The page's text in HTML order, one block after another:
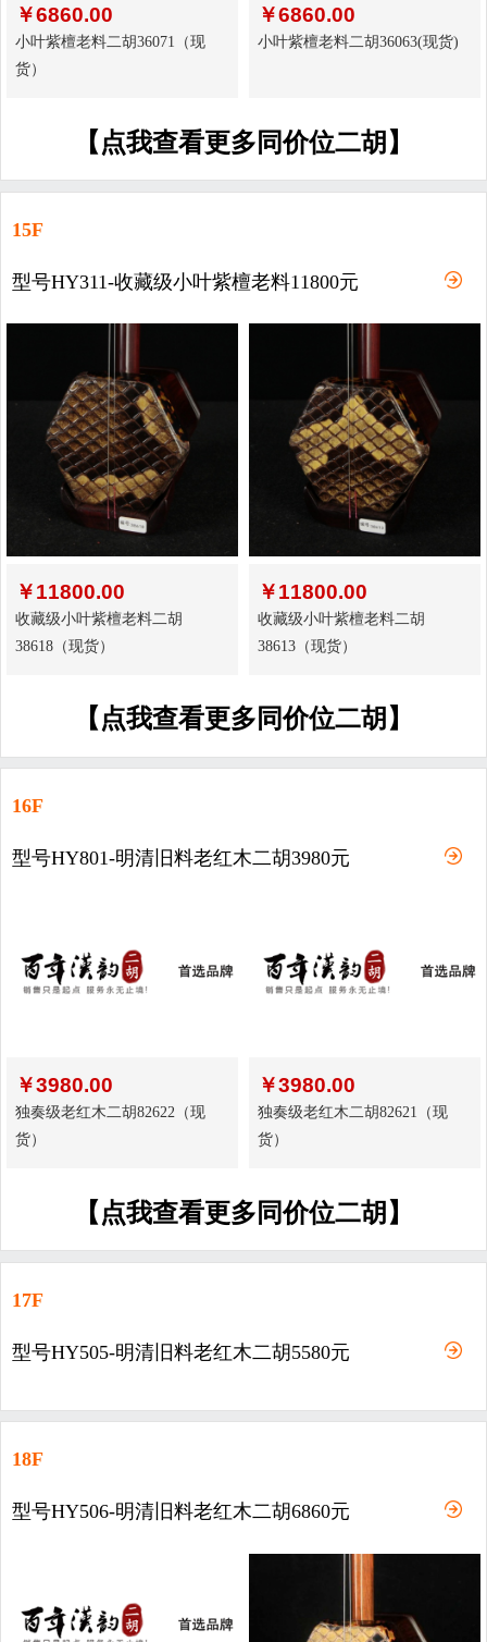
￥6860.00
小叶紫檀老料二胡36071（现
货）
￥6860.00
小叶紫檀老料二胡36063(现货)
【点我查看更多同价位二胡】
15F
型号HY311-收藏级小叶紫檀老料11800元
￥11800.00
收藏级小叶紫檀老料二胡
38618（现货）
￥11800.00
收藏级小叶紫檀老料二胡
38613（现货）
【点我查看更多同价位二胡】
16F
型号HY801-明清旧料老红木二胡3980元
￥3980.00
独奏级老红木二胡82622（现
货）
￥3980.00
独奏级老红木二胡82621（现
货）
【点我查看更多同价位二胡】
17F
型号HY505-明清旧料老红木二胡5580元
18F
型号HY506-明清旧料老红木二胡6860元